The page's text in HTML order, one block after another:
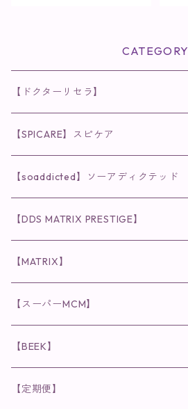
CATEGORY
【ドクターリセラ】
◉AQUA VENUS
クレンジング・洗顔
化粧水
◉VI PLANTE
リキッド
ディフェンサー
◉ナチュリスティーアクレス
クレンジング
洗顔
◉インナーケア
食品
粒タイプ
◉cocochia
ヘナカラー
ヘアファンデーション
◉美顔器
◉スペシャルケア
【SPICARE】スピケア
◉V3シリーズ
ファンデーション・ベース
クレンジング・洗顔
◉V3 VSPIC C Line
クレンジング・洗顔
化粧水
◉スピケアシリーズ
◉V.O.Sシリーズ
クレンジング・洗顔
化粧水
◉メンズシリーズ
クレンジング・洗顔
◉MESシリーズ
【soaddicted】ソーアディクテッド
ラッシュアディクト
まつ毛用美容液
眉毛用美容液
リップアディクト
唇用美容液
ヘアアディクト
【DDS MATRIX PRESTIGE】
スキンケアシリーズ
美容液
【MATRIX】
スキンケアシリーズ
美容液
洗顔
【スーパーMCM】
インナーケア
【BEEK】
インナーケア
【定期便】